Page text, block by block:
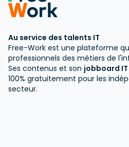
Au service des talents IT
Free-Work est une plateforme
professionnels des métiers de
Ses contenus et son jobboard IT
100% gratuitement pour les
secteur.